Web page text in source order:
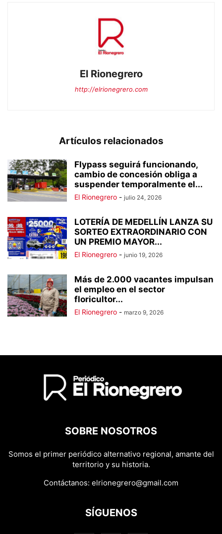
El Rionegrero
http://elrionegrero.com
Artículos relacionados
Flypass seguirá funcionando,
cambio de concesión obliga a
suspender temporalmente el...
El Rionegrero - julio 24, 2026
LOTERÍA DE MEDELLÍN LANZA SU
SORTEO EXTRAORDINARIO CON
UN PREMIO MAYOR...
El Rionegrero - junio 19, 2026
Más de 2.000 vacantes impulsan
el empleo en el sector
floricultor...
El Rionegrero - marzo 9, 2026
SOBRE NOSOTROS
Somos el primer periódico alternativo regional, amante del
territorio y su historia.
Contáctanos: elrionegrero@gmail.com
SÍGUENOS